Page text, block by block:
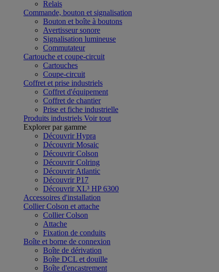
Relais
Commande, bouton et signalisation
Bouton et boîte à boutons
Avertisseur sonore
Signalisation lumineuse
Commutateur
Cartouche et coupe-circuit
Cartouches
Coupe-circuit
Coffret et prise industriels
Coffret d'équipement
Coffret de chantier
Prise et fiche industrielle
Produits industriels Voir tout
Explorer par gamme
Découvrir Hypra
Découvrir Mosaic
Découvrir Colson
Découvrir Colring
Découvrir Atlantic
Découvrir P17
Découvrir XL³ HP 6300
Accessoires d'installation
Collier Colson et attache
Collier Colson
Attache
Fixation de conduits
Boîte et borne de connexion
Boîte de dérivation
Boîte DCL et douille
Boîte d'encastrement